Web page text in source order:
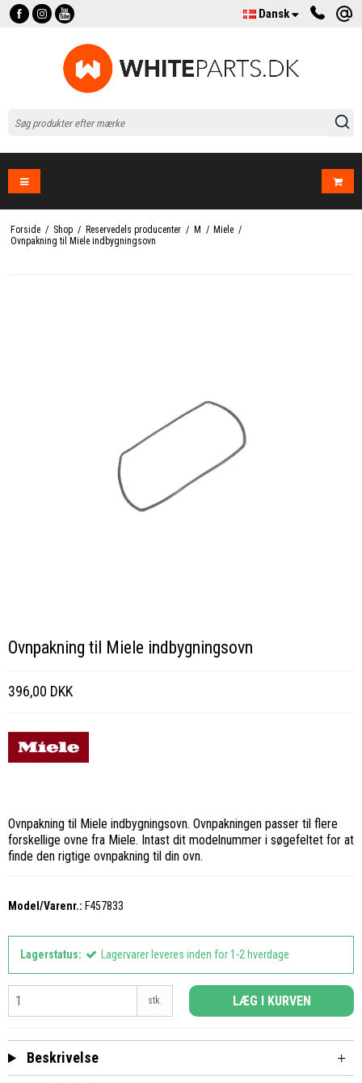
Dansk
Forside / Shop / Reservedels producenter / M / Miele /
Ovnpakning til Miele indbygningsovn
Ovnpakning til Miele indbygningsovn
396,00 DKK
Ovnpakning til Miele indbygningsovn. Ovnpakningen passer til flere
forskellige ovne fra Miele. Intast dit modelnummer i søgefeltet for at
finde den rigtige ovnpakning til din ovn.
Model/Varenr.: F457833
Lagerstatus: Lagervarer leveres inden for 1-2 hverdage
stk. LÆG I KURVEN
Beskrivelse